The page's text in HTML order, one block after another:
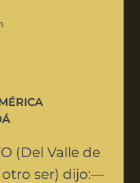
(Del Valle de
otro ser) dijo:—